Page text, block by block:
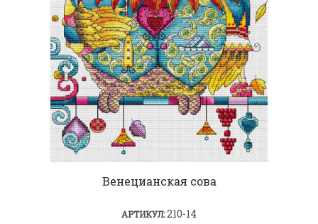
Венецианская сова
АРТИКУЛ:210-14